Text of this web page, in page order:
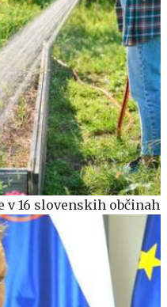
v 16 slovenskih občinah